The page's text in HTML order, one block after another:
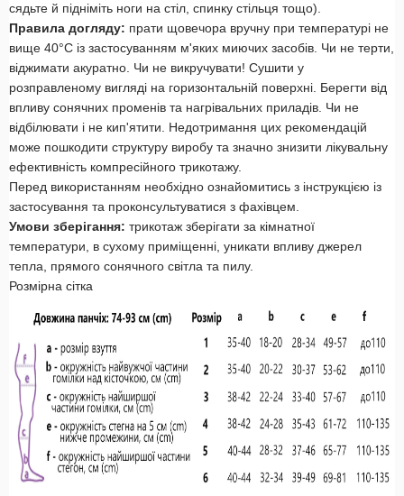
сядьте й підніміть ноги на стіл, спинку стільця тощо).
Правила догляду: прати щовечора вручну при температурі не
вище 40°С із застосуванням м'яких миючих засобів. Чи не терти,
віджимати акуратно. Чи не викручувати! Сушити у
розправленому вигляді на горизонтальній поверхні. Берегти від
впливу сонячних променів та нагрівальних приладів. Чи не
відбілювати і не кип'ятити. Недотримання цих рекомендацій
може пошкодити структуру виробу та значно знизити лікувальну
ефективність компресійного трикотажу.
Перед використанням необхідно ознайомитись з інструкцією із
застосування та проконсультуватися з фахівцем.
Умови зберігання: трикотаж зберігати за кімнатної
температури, в сухому приміщенні, уникати впливу джерел
тепла, прямого сонячного світла та пилу.
Розмірна сітка